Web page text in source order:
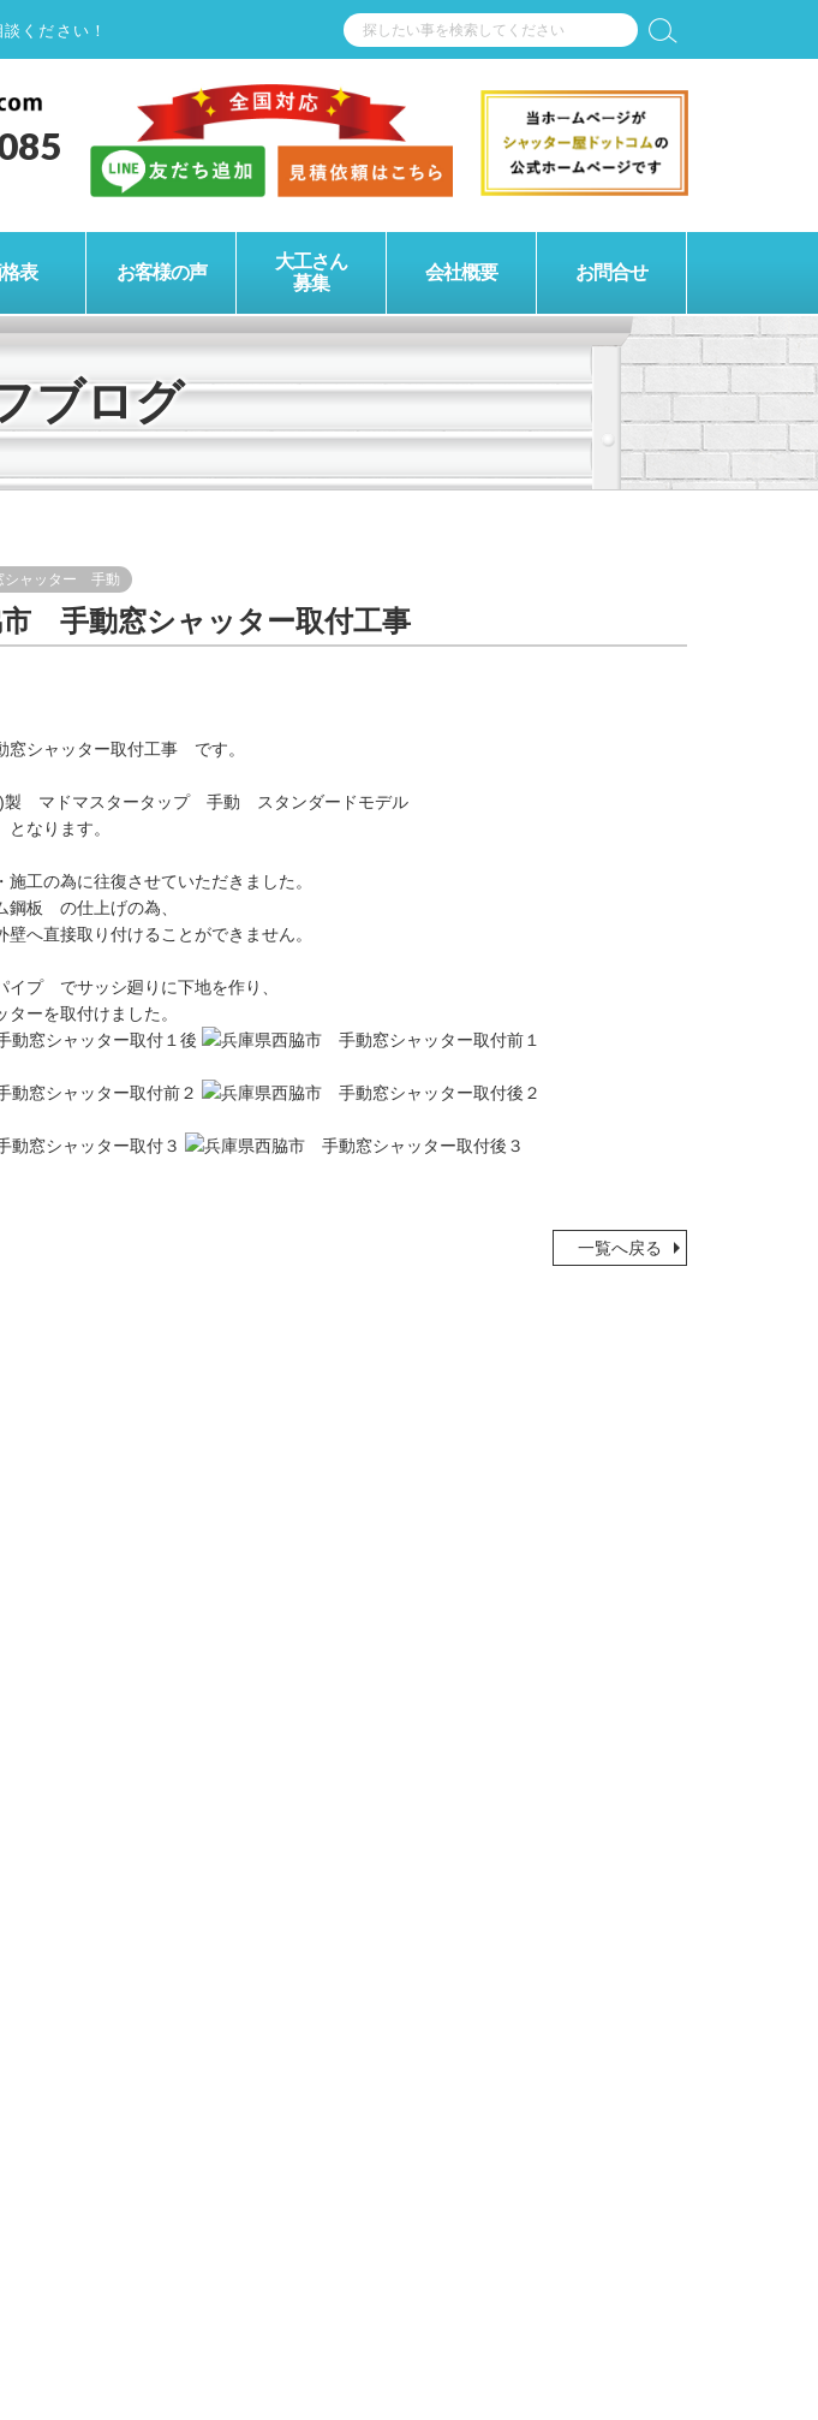
ください！
表 お客様の声
大工さん
募集
会社概要 お問合せ
ブログ
シャッター 手動
市 手動窓シャッター取付工事
シャッター取付工事 です。
)製 マドマスタータップ 手動 スタンダードモデル
なります。
施工の為に往復させていただきました。
鋼板 の仕上げの為、
壁へ直接取り付けることができません。
イプ でサッシ廻りに下地を作り、
ーを取付けました。
一覧へ戻る